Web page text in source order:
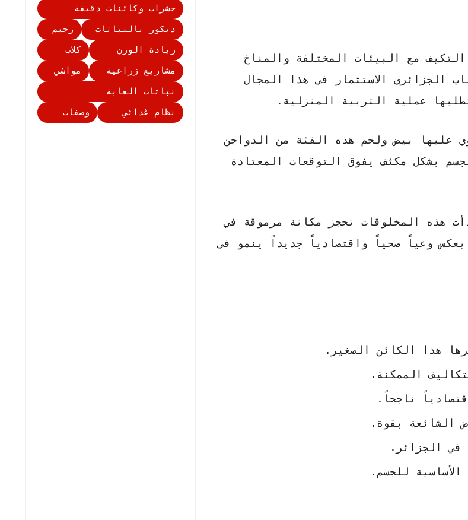
مع البيئات المختلفة والمناخ
الجزائري الاستثمار في هذا المجال
عملية التربية المنزلية.
عليها بيض ولحم هذه الفئة من الدواجن
بشكل مكثف يفوق التوقعات المعتادة
هذه المخلوقات تحجز مكانة مرموقة في
وعياً صحياً واقتصادياً جديداً ينمو في
هذا الكائن الصغير.
الممكنة.
ناجحاً.
الشائعة بقوة.
في الجزائر.
للجسم.
حشرات وكائنات دقيقة
ديكور بالنباتات
رجيم
زيادة الوزن
كلاب
مشاريع زراعية
مواشي
نباتات الغابة
نظام غذائي
وصفات